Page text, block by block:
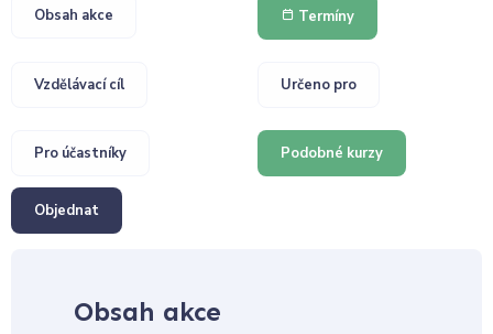
Obsah akce Termíny
Vzdělávací cíl Určeno pro
Pro účastníky Podobné kurzy
Objednat
Obsah akce